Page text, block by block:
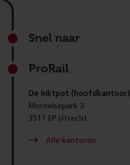
Footer
Snel naar
ProRail
De Inktpot (hoofdkantoor)
Moreelsepark 3
3511 EP Utrecht
Alle kantoren